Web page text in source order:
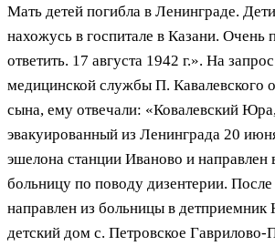
Мать детей погибла в Ленинграде.
нахожусь в госпитале в Казани. Очень
ответить. 17 августа 1942 г.». На
медицинской службы П. Кавалевского
сына, ему отвечали: «Ковалевский
эвакуированный из Ленинграда 20
эшелона станции Иваново и
больницу по поводу дизентерии. После
направлен из больницы в
детский дом с. Петровское Гаврилово-